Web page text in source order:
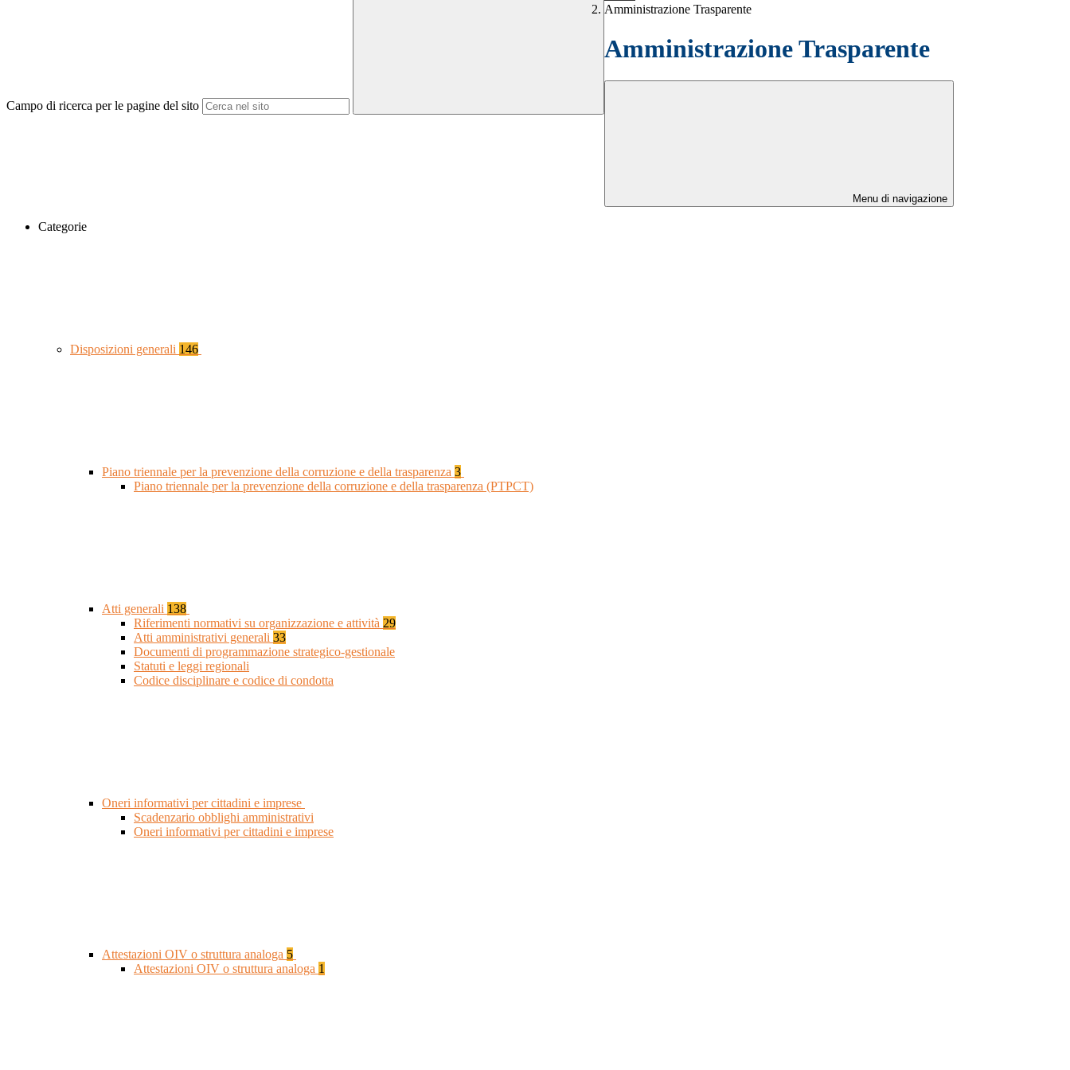
Campo di ricerca per le pagine del sito
Amministrazione Trasparente
Amministrazione Trasparente
Menu di navigazione
Categorie
Disposizioni generali 146
Piano triennale per la prevenzione della corruzione e della trasparenza 3
Piano triennale per la prevenzione della corruzione e della trasparenza (PTPCT)
Atti generali 138
Riferimenti normativi su organizzazione e attività 29
Atti amministrativi generali 33
Documenti di programmazione strategico-gestionale
Statuti e leggi regionali
Codice disciplinare e codice di condotta
Oneri informativi per cittadini e imprese
Scadenzario obblighi amministrativi
Oneri informativi per cittadini e imprese
Attestazioni OIV o struttura analoga 5
Attestazioni OIV o struttura analoga 1